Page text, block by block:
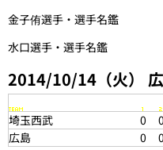
金子侑選手・選手名鑑
水口選手・選手名鑑
2014/10/14（火）
埼玉西武 0 0
広島
0 0